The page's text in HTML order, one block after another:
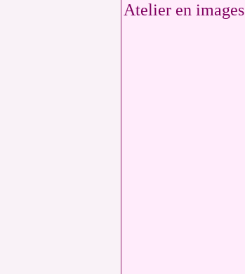
Atelier en images